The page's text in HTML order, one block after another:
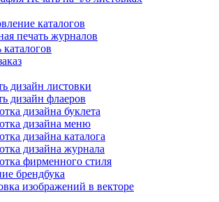
каталогов
печать журналов
каталогов
дизайн листовки
дизайн флаеров
дизайна буклета
дизайна меню
дизайна каталога
дизайна журнала
фирменного стиля
брендбука
изображений в векторе